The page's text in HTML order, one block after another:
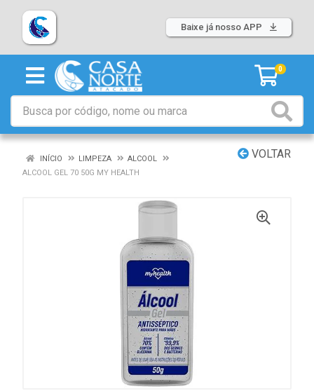
Baixe já nosso APP
0
VOLTAR
INÍCIO LIMPEZA
ALCOOL
ALCOOL GEL 70 50G MY HEALTH